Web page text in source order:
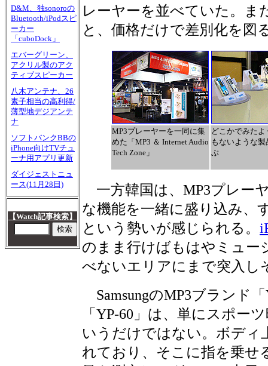
D&M、独sonoroの
Bluetooth/iPodスピ
ーカー
「cuboDock」
エバーグリーン、
アクリル製のアク
ティブスピーカー
八木アンテナ、26
素子相当の高利得/
薄型地デジアンテ
ナ
ソフトバンクBBの
iPhone向けTVチュ
ーナ用アプリ更新
ダイジェストニュ
ース(11月28日)
【Watch記事検索】
レーヤーを並べていた。ま
と、価格だけで差別化を図
MP3プレーヤーを一同に集
めた「MP3 ＆ Internet Audio
Tech Zone」
どこかでみた
もないような
ぶ
一方韓国は、MP3プレー
な機能を一緒に盛り込み、
という勢いが感じられる。
のまま行けばもはやミュー
べないエリアにまで突入し
SamsungのMP3ブランド
「YP-60」は、単にスポー
いうだけではない。ボディ
れており、そこに指を乗せ